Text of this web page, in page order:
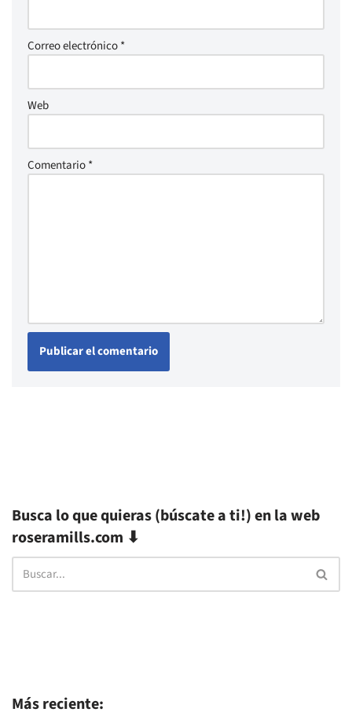
Correo electrónico*
Web
Comentario*
Busca lo que quieras (búscate a ti!) en la web
roseramills.com ⬇
Más reciente: